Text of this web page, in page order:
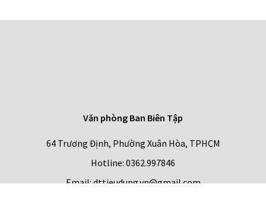
Văn phòng Ban Biên Tập
64 Trương Định, Phường Xuân Hòa, TPHCM
Hotline: 0362.997846
Email: dttieudung.vn@gmail.com